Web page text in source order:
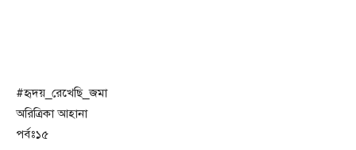
#হৃদয়_রেখেছি_জমা
অরিত্রিকা আহানা
পর্বঃ১৫